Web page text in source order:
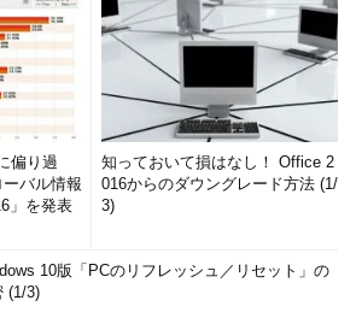
偏り過
バル情報
」を発表
知っておいて損はなし！ Office 2
016からのダウングレード方法 (1/
3)
10版「PCのリフレッシュ／リセット」の
(1/3)